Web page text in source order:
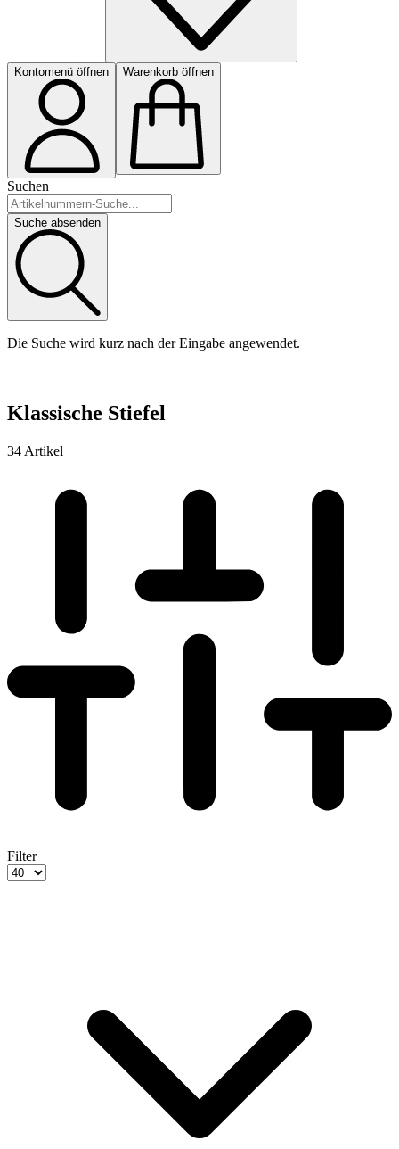
Kontomenü öffnen Warenkorb öffnen
Suchen
Suche absenden
Die Suche wird kurz nach der Eingabe angewendet.
Klassische Stiefel
34 Artikel
Filter